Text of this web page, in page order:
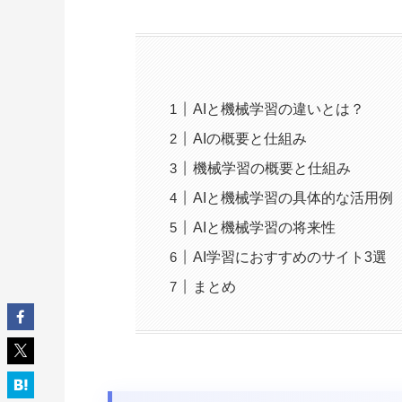
AIと機械学習の違いとは？
AIの概要と仕組み
機械学習の概要と仕組み
AIと機械学習の具体的な活用例
AIと機械学習の将来性
AI学習におすすめのサイト3選
まとめ